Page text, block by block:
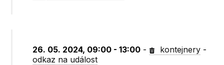
26. 05. 2024, 09:00 - 13:00 - kontejnery -
odkaz na událost